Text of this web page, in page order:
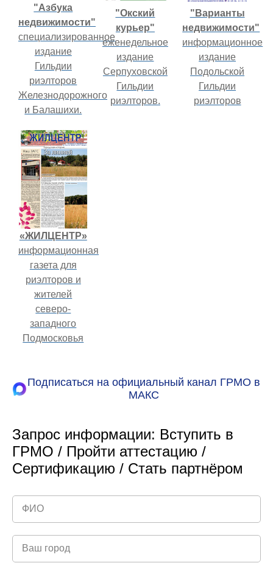
"Азбука
недвижимости"
специализированное
издание
Гильдии
риэлторов
Железнодорожного
и Балашихи.
"Окский
курьер"
еженедельное
издание
Серпуховской
Гильдии
риэлторов.
"Варианты
недвижимости"
информационное
издание
Подольской
Гильдии
риэлторов
«ЖИЛЦЕНТР»
информационная
газета для
риэлторов и
жителей
северо-
западного
Подмосковья
Подписаться на официальный канал ГРМО в
МАКС
Запрос информации: Вступить в
ГРМО / Пройти аттестацию /
Сертификацию / Стать партнёром